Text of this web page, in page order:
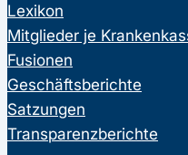
Lexikon
Mitglieder je
Fusionen
Geschäftsberichte
Satzungen
Transparenzberichte